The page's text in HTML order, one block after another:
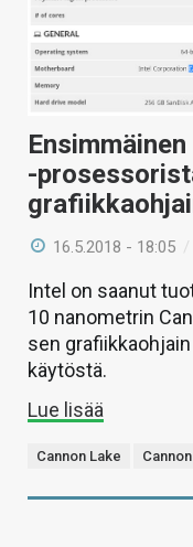
-
16.5.2018 - 18:05
Intel on saanut
10 nanometrin
sen
käytöstä.
Lue lisää
Cannon Lake